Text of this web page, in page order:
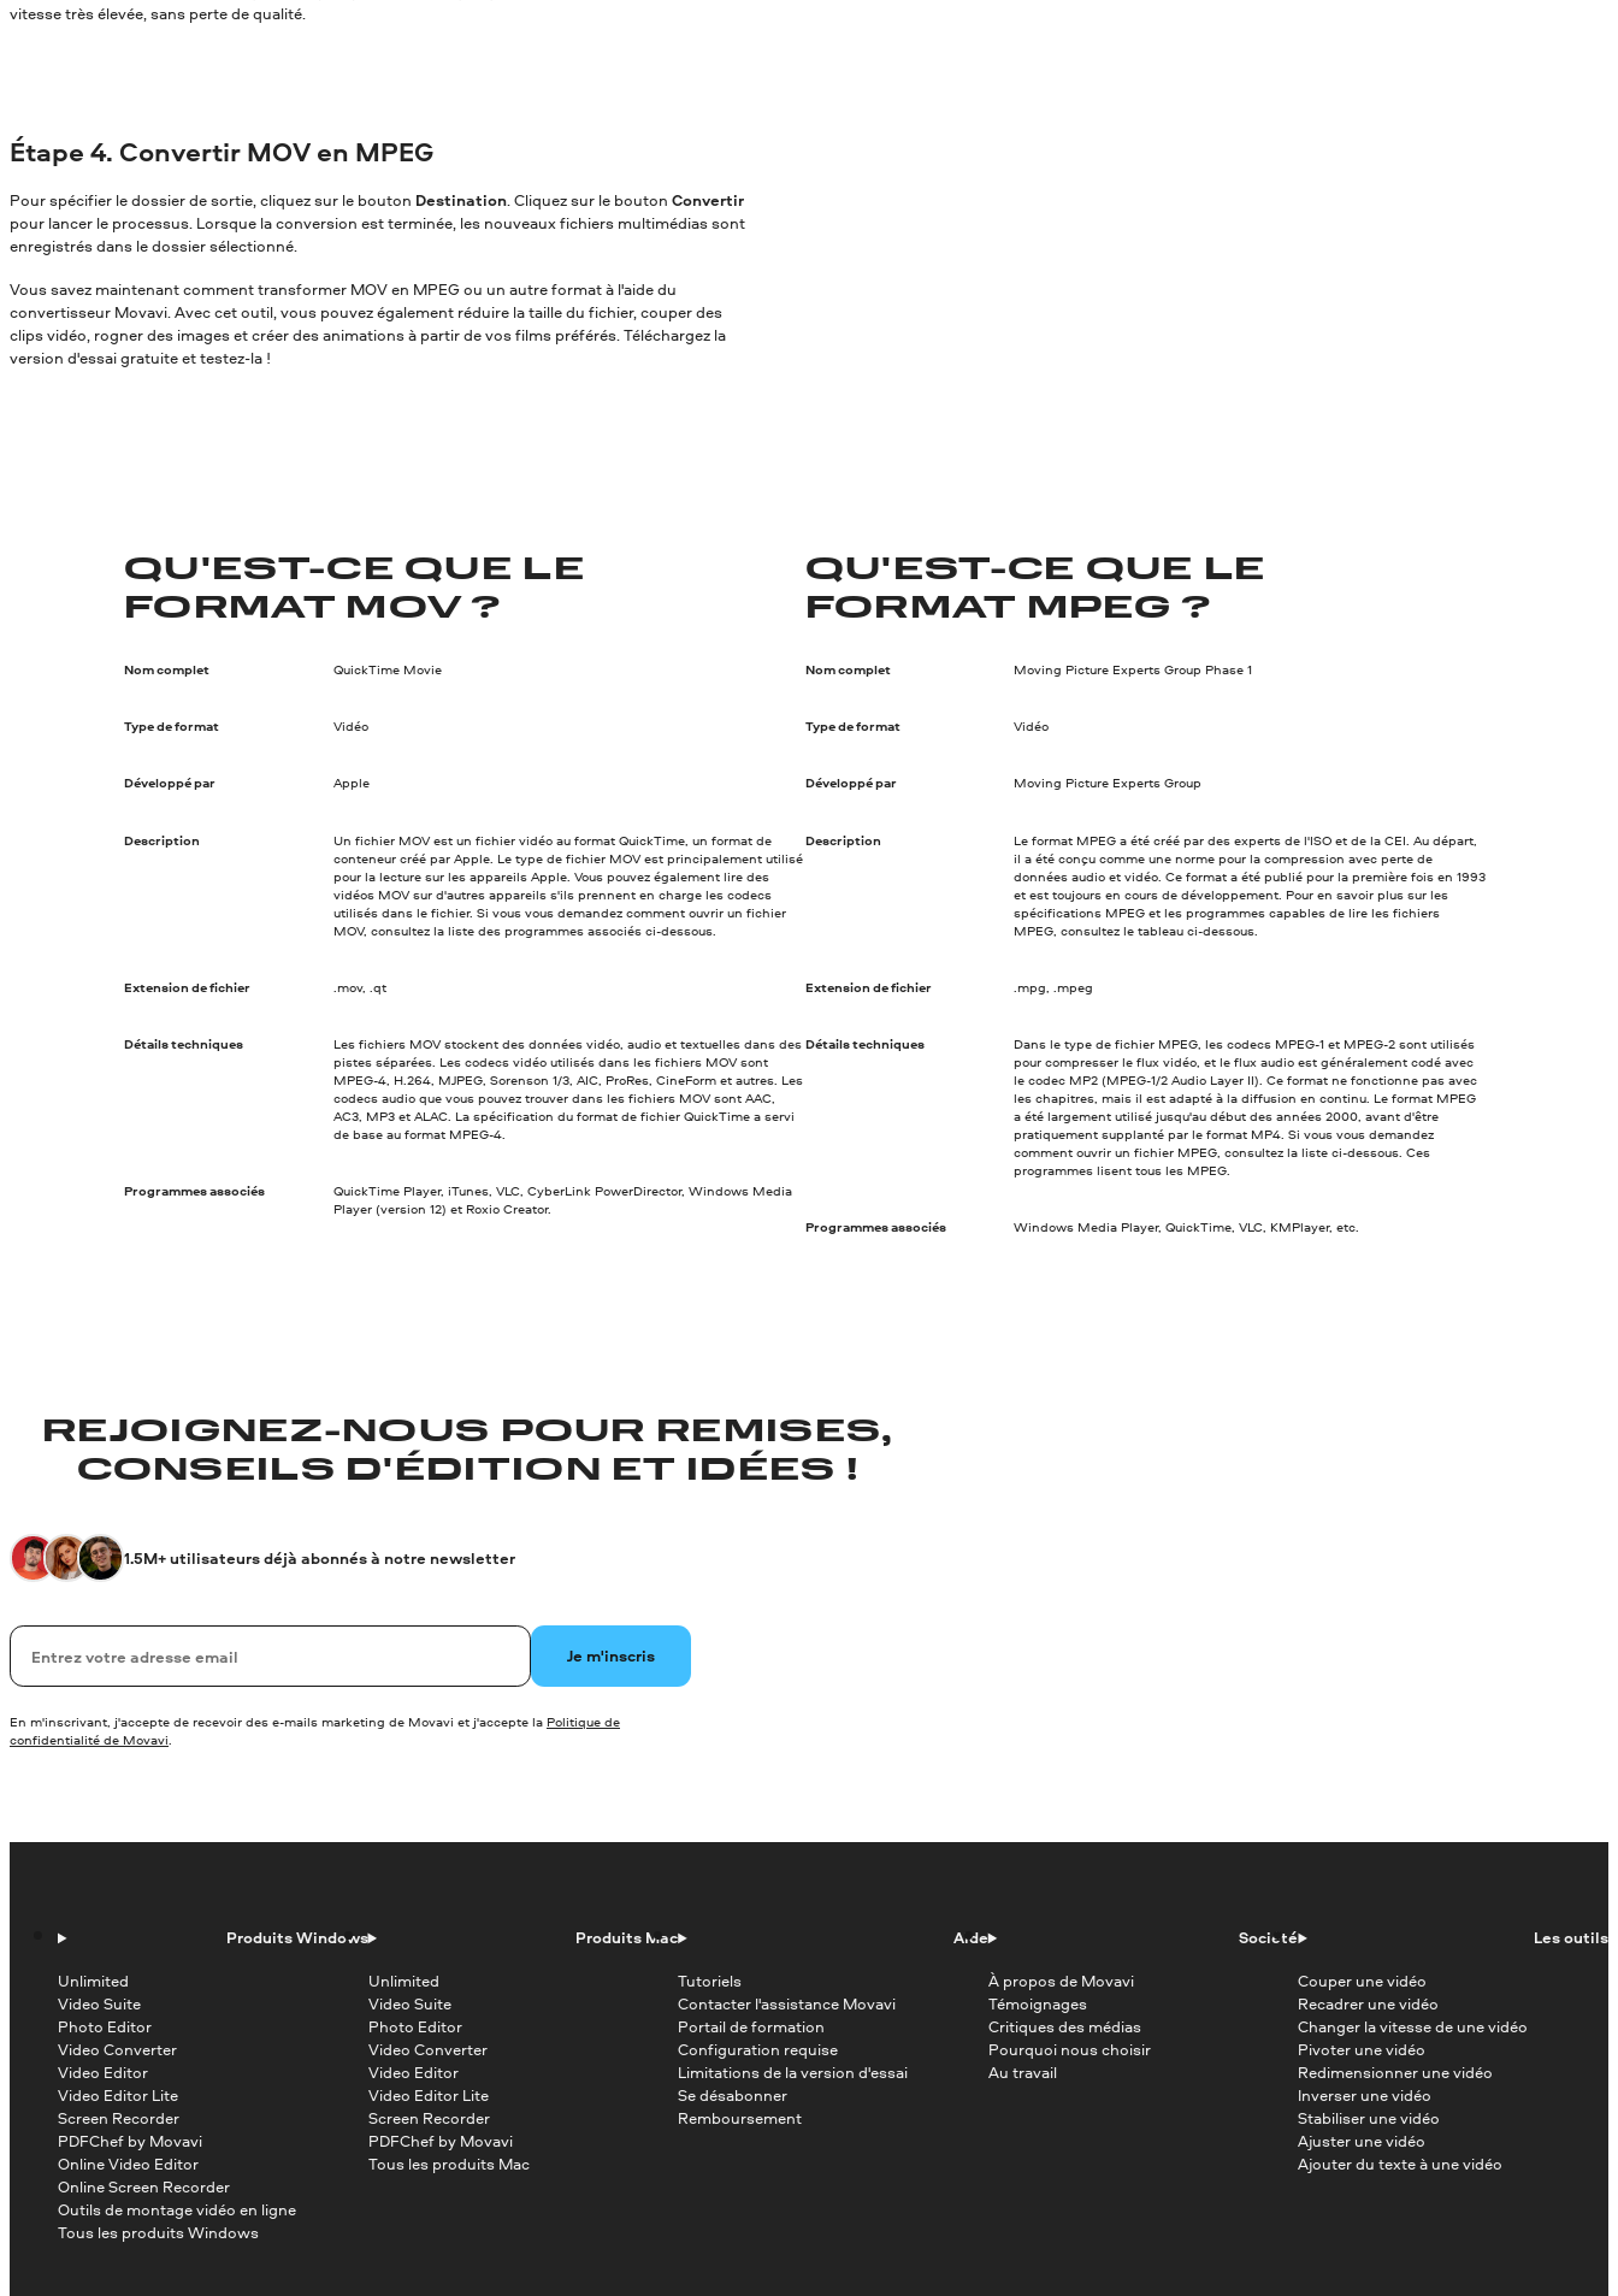
vitesse très élevée, sans perte de qualité.
Étape 4. Convertir MOV en MPEG
Pour spécifier le dossier de sortie, cliquez sur le bouton Destination. Cliquez sur le bouton Convertir
pour lancer le processus. Lorsque la conversion est terminée, les nouveaux fichiers multimédias sont
enregistrés dans le dossier sélectionné.
Vous savez maintenant comment transformer MOV en MPEGou un autre format à l'aide du
convertisseur Movavi. Avec cet outil, vous pouvez également réduire la taille du fichier, couper des
clips vidéo, rogner des images et créer des animations à partir de vos films préférés. Téléchargez la
version d'essai gratuite et testez-la !
QU'EST-CE QUE LE
FORMAT MOV ?
Nom complet QuickTime Movie
Type de format Vidéo
Développé par Apple
Description
Un fichier MOV est un fichier vidéo au format QuickTime, un format de
conteneur créé par Apple. Le type de fichier MOV est principalement utilisé
pour la lecture sur les appareils Apple. Vous pouvez également lire des
vidéos MOV sur d'autres appareils s'ils prennent en charge les codecs
utilisés dans le fichier. Si vous vous demandez comment ouvrir un fichier
MOV, consultez la liste des programmes associés ci-dessous.
Extension de fichier .mov, .qt
Détails techniques
Les fichiers MOV stockent des données vidéo, audio et textuelles dans des
pistes séparées. Les codecs vidéo utilisés dans les fichiers MOV sont
MPEG-4, H.264, MJPEG, Sorenson 1/3, AIC, ProRes, CineForm et autres. Les
codecs audio que vous pouvez trouver dans les fichiers MOV sont AAC,
AC3, MP3 et ALAC. La spécification du format de fichier QuickTime a servi
de base au format MPEG-4.
Programmes associés
QuickTime Player, iTunes, VLC, CyberLink PowerDirector, Windows Media
Player (version 12) et Roxio Creator.
QU'EST-CE QUE LE
FORMAT MPEG ?
Nom complet Moving Picture Experts Group Phase 1
Type de format Vidéo
Développé par Moving Picture Experts Group
Description
Le format MPEG a été créé par des experts de l'ISO et de la CEI. Au départ,
il a été conçu comme une norme pour la compression avec perte de
données audio et vidéo. Ce format a été publié pour la première fois en 1993
et est toujours en cours de développement. Pour en savoir plus sur les
spécifications MPEG et les programmes capables de lire les fichiers
MPEG, consultez le tableau ci-dessous.
Extension de fichier .mpg, .mpeg
Détails techniques
Dans le type de fichier MPEG, les codecs MPEG-1 et MPEG-2 sont utilisés
pour compresser le flux vidéo, et le flux audio est généralement codé avec
le codec MP2 (MPEG-1/2 Audio Layer II). Ce format ne fonctionne pas avec
les chapitres, mais il est adapté à la diffusion en continu. Le format MPEG
a été largement utilisé jusqu'au début des années 2000, avant d'être
pratiquement supplanté par le format MP4. Si vous vous demandez
comment ouvrir un fichier MPEG, consultez la liste ci-dessous. Ces
programmes lisent tous les MPEG.
Programmes associés Windows Media Player, QuickTime, VLC, KMPlayer, etc.
REJOIGNEZ-NOUS POUR REMISES,
CONSEILS D'ÉDITION ET IDÉES !
1.5M+ utilisateurs déjà abonnés à notre newsletter
Votre adresse de messagerie Je m'inscris
En m'inscrivant, j'accepte de recevoir des e-mails marketing de Movavi et j'accepte la Politique de
confidentialité de Movavi.
Produits Windows
Unlimited
Video Suite
Photo Editor
Video Converter
Video Editor
Video Editor Lite
Screen Recorder
PDFChef by Movavi
Online Video Editor
Online Screen Recorder
Outils de montage vidéo en ligne
Tous les produits Windows
Produits Mac
Unlimited
Video Suite
Photo Editor
Video Converter
Video Editor
Video Editor Lite
Screen Recorder
PDFChef by Movavi
Tous les produits Mac
Aide
Tutoriels
Contacter l'assistance Movavi
Portail de formation
Configuration requise
Limitations de la version d'essai
Se désabonner
Remboursement
Société
À propos de Movavi
Témoignages
Critiques des médias
Pourquoi nous choisir
Au travail
Les outils
Couper une vidéo
Recadrer une vidéo
Changer la vitesse de une vidéo
Pivoter une vidéo
Redimensionner une vidéo
Inverser une vidéo
Stabiliser une vidéo
Ajuster une vidéo
Ajouter du texte à une vidéo